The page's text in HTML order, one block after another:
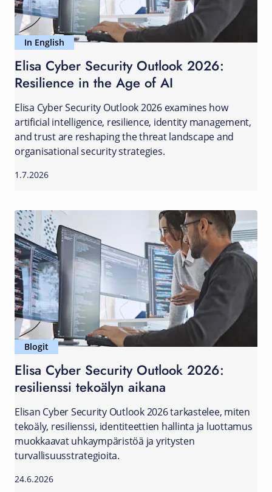
In English
Elisa Cyber Security Outlook 2026:
Resilience in the Age of AI
Elisa Cyber Security Outlook 2026 examines how
artificial intelligence, resilience, identity management,
and trust are reshaping the threat landscape and
organisational security strategies.
1.7.2026
Blogit
Elisa Cyber Security Outlook 2026:
resilienssi tekoälyn aikana
Elisan Cyber Security Outlook 2026 tarkastelee, miten
tekoäly, resilienssi, identiteettien hallinta ja luottamus
muokkaavat uhkaympäristöä ja yritysten
turvallisuusstrategioita.
24.6.2026